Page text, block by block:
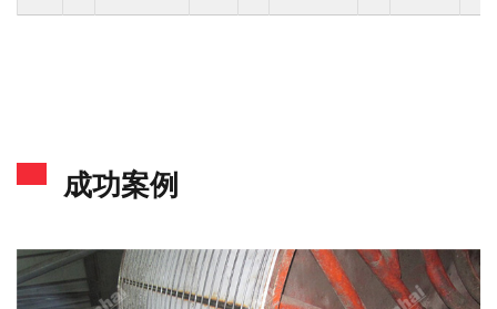
成功案例